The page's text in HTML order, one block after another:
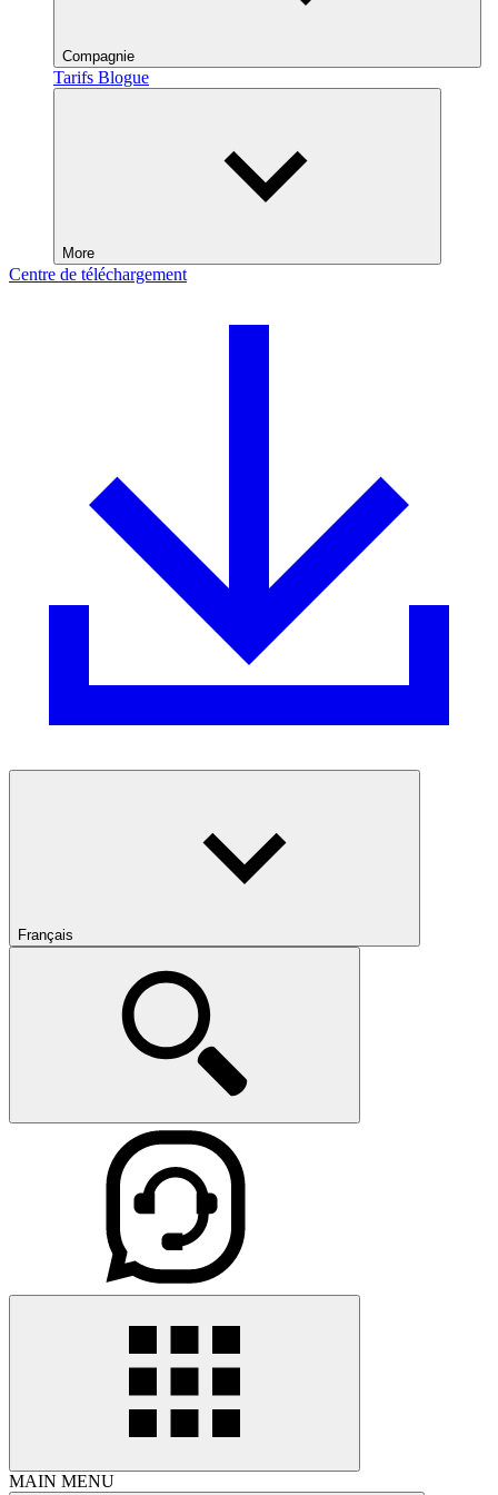
Compagnie
Tarifs Blogue
More
Centre de téléchargement
Français
MAIN MENU